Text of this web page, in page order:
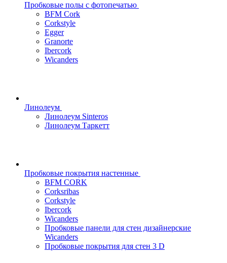
Пробковые полы с фотопечатью
BFM Cork
Corkstyle
Egger
Granorte
Ibercork
Wicanders
Линолеум
Линолеум Sinteros
Линолеум Таркетт
Пробковые покрытия настенные
BFM CORK
Corksribas
Corkstyle
Ibercork
Wicanders
Пробковые панели для стен дизайнерские
Wicanders
Пробковые покрытия для стен 3 D